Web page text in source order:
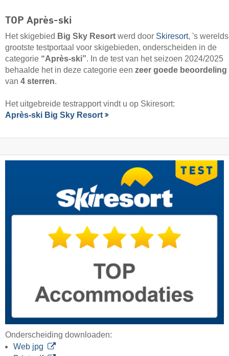
TOP Après-ski
Het skigebied Big Sky Resort werd door Skiresort, 's werelds
grootste testportaal voor skigebieden, onderscheiden in de
categorie “Après-ski”. In de test van het seizoen 2024/2025
behaalde het in deze categorie een zeer goede beoordeling
van 4 sterren.
Het uitgebreide testrapport vindt u op Skiresort:
Après-ski Big Sky Resort
Onderscheiding downloaden:
Web jpg